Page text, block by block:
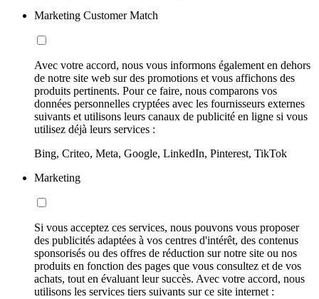
Marketing Customer Match
Avec votre accord, nous vous informons également en dehors
de notre site web sur des promotions et vous affichons des
produits pertinents. Pour ce faire, nous comparons vos
données personnelles cryptées avec les fournisseurs externes
suivants et utilisons leurs canaux de publicité en ligne si vous
utilisez déjà leurs services :
Bing, Criteo, Meta, Google, LinkedIn, Pinterest, TikTok
Marketing
Si vous acceptez ces services, nous pouvons vous proposer
des publicités adaptées à vos centres d'intérêt, des contenus
sponsorisés ou des offres de réduction sur notre site ou nos
produits en fonction des pages que vous consultez et de vos
achats, tout en évaluant leur succès. Avec votre accord, nous
utilisons les services tiers suivants sur ce site internet :